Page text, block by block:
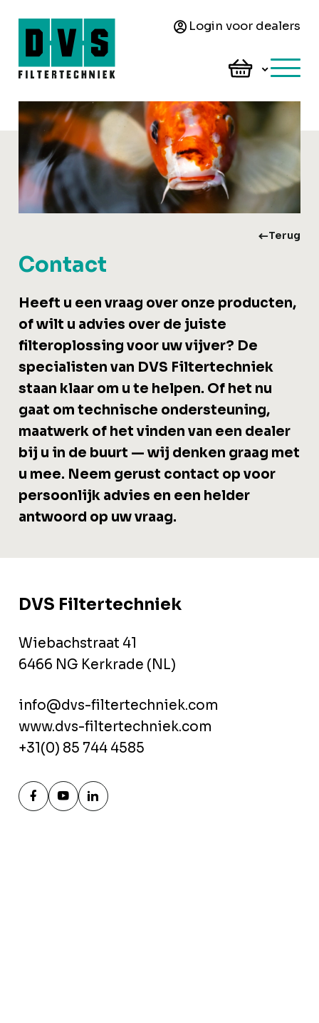
Login voor dealers
Terug
Contact
Heeft u een vraag over onze producten,
of wilt u advies over de juiste
filteroplossing voor uw vijver? De
specialisten van DVS Filtertechniek
staan klaar om u te helpen. Of het nu
gaat om technische ondersteuning,
maatwerk of het vinden van een dealer
bij u in de buurt — wij denken graag met
u mee. Neem gerust contact op voor
persoonlijk advies en een helder
antwoord op uw vraag.
DVS Filtertechniek
Wiebachstraat 41
6466 NG Kerkrade (NL)
info@dvs-filtertechniek.com
www.dvs-filtertechniek.com
+31(0) 85 744 4585